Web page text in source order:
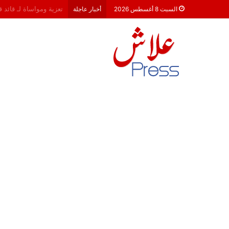
السبت 8 أغسطس 2026 أخبار عاجلة هشام جناح: من تألق